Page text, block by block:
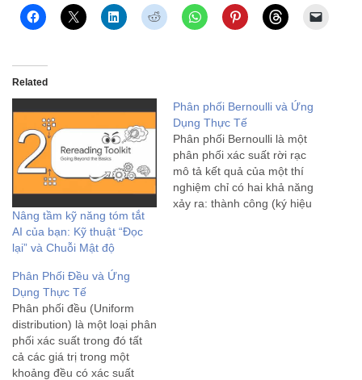
Related
Nâng tầm kỹ năng tóm tắt
AI của bạn: Kỹ thuật “Đọc
lại” và Chuỗi Mật độ
Phân phối Bernoulli và Ứng
Dụng Thực Tế
Phân phối Bernoulli là một
phân phối xác suất rời rạc
mô tả kết quả của một thí
nghiệm chỉ có hai khả năng
xảy ra: thành công (ký hiệu
Phân Phối Đều và Ứng
Dụng Thực Tế
Phân phối đều (Uniform
distribution) là một loại phân
phối xác suất trong đó tất
cả các giá trị trong một
khoảng đều có xác suất